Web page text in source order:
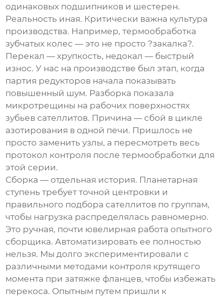
одинаковых подшипников и шестерен.
Реальность иная. Критически важна культура
производства. Например, термообработка
зубчатых колес — это не просто ?закалка?.
Перекал — хрупкость, недокал — быстрый
износ. У нас на производстве был этап, когда
партия редукторов начала показывать
повышенный шум. Разборка показала
микротрещины на рабочих поверхностях
зубьев сателлитов. Причина — сбой в цикле
азотирования в одной печи. Пришлось не
просто заменить узлы, а пересмотреть весь
протокол контроля после термообработки для
этой серии.
Сборка — отдельная история. Планетарная
ступень требует точной центровки и
правильного подбора сателлитов по группам,
чтобы нагрузка распределялась равномерно.
Это ручная, почти ювелирная работа опытного
сборщика. Автоматизировать ее полностью
нельзя. Мы долго экспериментировали с
различными методами контроля крутящего
момента при затяжке фланцев, чтобы избежать
перекоса. Опытным путем пришли к